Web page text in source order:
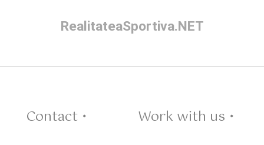
RealitateaSportiva.NET
Contact •
Work with us •